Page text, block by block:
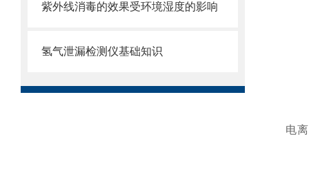
紫外线消毒的效果受环境湿度的影响
氢气泄漏检测仪基础知识
电